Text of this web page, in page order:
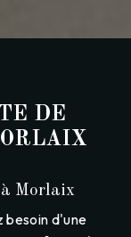
DE
à Morlaix
besoin d'une